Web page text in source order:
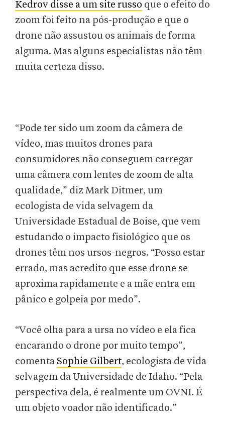
Kedrov disse a um site russo que o efeito do
zoom foi feito na pós-produção e que o
drone não assustou os animais de forma
alguma. Mas alguns especialistas não têm
muita certeza disso.
“Pode ter sido um zoom da câmera de
vídeo, mas muitos drones para
consumidores não conseguem carregar
uma câmera com lentes de zoom de alta
qualidade,” diz Mark Ditmer, um
ecologista de vida selvagem da
Universidade Estadual de Boise, que vem
estudando o impacto fisiológico que os
drones têm nos ursos-negros. “Posso estar
errado, mas acredito que esse drone se
aproxima rapidamente e a mãe entra em
pânico e golpeia por medo”.
“Você olha para a ursa no vídeo e ela fica
encarando o drone por muito tempo”,
comenta Sophie Gilbert, ecologista de vida
selvagem da Universidade de Idaho. “Pela
perspectiva dela, é realmente um OVNI. É
um objeto voador não identificado.”